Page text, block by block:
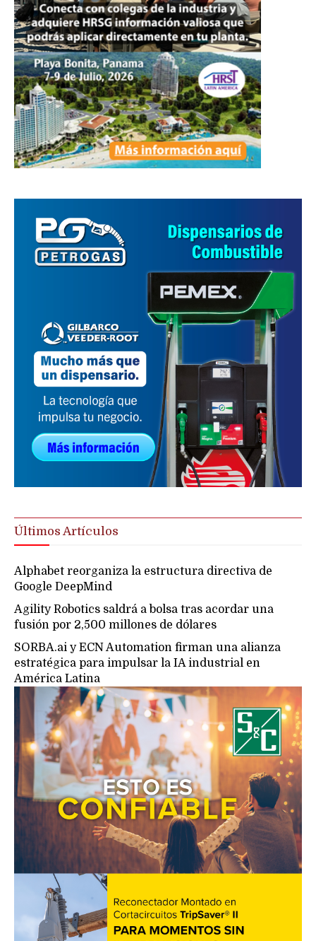
Últimos Artículos
Alphabet reorganiza la estructura directiva de
Google DeepMind
Agility Robotics saldrá a bolsa tras acordar una
fusión por 2,500 millones de dólares
SORBA.ai y ECN Automation firman una alianza
estratégica para impulsar la IA industrial en
América Latina